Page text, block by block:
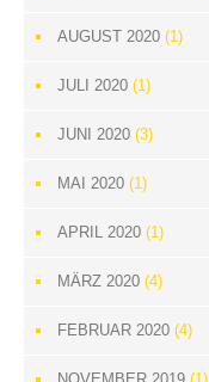
AUGUST 2020 (1)
JULI 2020 (1)
JUNI 2020 (3)
MAI 2020 (1)
APRIL 2020 (1)
MÄRZ 2020 (4)
FEBRUAR 2020 (4)